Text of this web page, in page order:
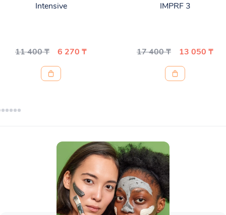
Intensive
11 400 ₸ 6 270 ₸
IMPRF 3
17 400 ₸ 13 050 ₸